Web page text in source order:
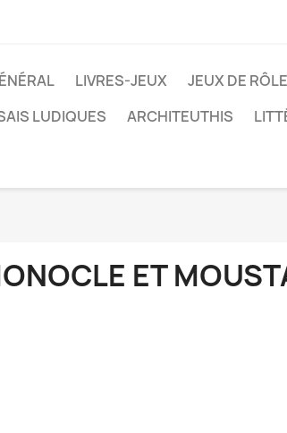
LIVRES-JEUX JEUX DE RÔLE
LUDIQUES
ARCHITEUTHIS
ET